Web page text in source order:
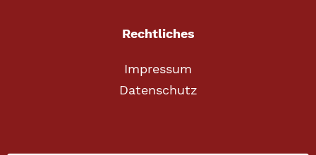
Rechtliches
Impressum
Datenschutz